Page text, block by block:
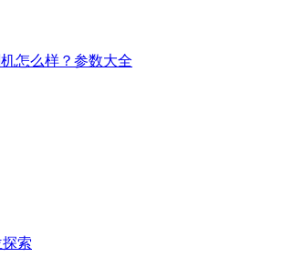
怎么样？参数大全
索